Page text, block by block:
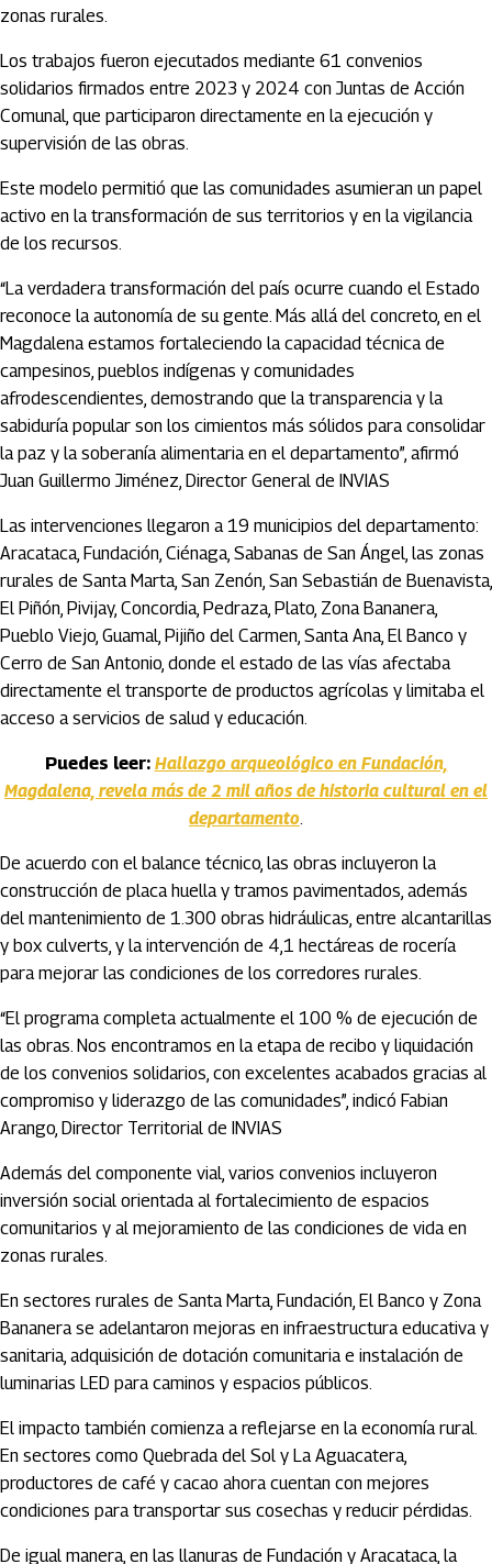
zonas rurales.
Los trabajos fueron ejecutados mediante 61 convenios
solidarios firmados entre 2023 y 2024 con Juntas de Acción
Comunal, que participaron directamente en la ejecución y
supervisión de las obras.
Este modelo permitió que las comunidades asumieran un papel
activo en la transformación de sus territorios y en la vigilancia
de los recursos.
“La verdadera transformación del país ocurre cuando el Estado
reconoce la autonomía de su gente. Más allá del concreto, en el
Magdalena estamos fortaleciendo la capacidad técnica de
campesinos, pueblos indígenas y comunidades
afrodescendientes, demostrando que la transparencia y la
sabiduría popular son los cimientos más sólidos para consolidar
la paz y la soberanía alimentaria en el departamento”, afirmó
Juan Guillermo Jiménez, Director General de INVIAS
Las intervenciones llegaron a 19 municipios del departamento:
Aracataca, Fundación, Ciénaga, Sabanas de San Ángel, las zonas
rurales de Santa Marta, San Zenón, San Sebastián de Buenavista,
El Piñón, Pivijay, Concordia, Pedraza, Plato, Zona Bananera,
Pueblo Viejo, Guamal, Pijiño del Carmen, Santa Ana, El Banco y
Cerro de San Antonio, donde el estado de las vías afectaba
directamente el transporte de productos agrícolas y limitaba el
acceso a servicios de salud y educación.
Puedes leer: Hallazgo arqueológico en Fundación,
Magdalena, revela más de 2 mil años de historia cultural en el
departamento.
De acuerdo con el balance técnico, las obras incluyeron la
construcción de placa huella y tramos pavimentados, además
del mantenimiento de 1.300 obras hidráulicas, entre alcantarillas
y box culverts, y la intervención de 4,1 hectáreas de rocería
para mejorar las condiciones de los corredores rurales.
“El programa completa actualmente el 100 % de ejecución de
las obras. Nos encontramos en la etapa de recibo y liquidación
de los convenios solidarios, con excelentes acabados gracias al
compromiso y liderazgo de las comunidades”, indicó Fabian
Arango, Director Territorial de INVIAS
Además del componente vial, varios convenios incluyeron
inversión social orientada al fortalecimiento de espacios
comunitarios y al mejoramiento de las condiciones de vida en
zonas rurales.
En sectores rurales de Santa Marta, Fundación, El Banco y Zona
Bananera se adelantaron mejoras en infraestructura educativa y
sanitaria, adquisición de dotación comunitaria e instalación de
luminarias LED para caminos y espacios públicos.
El impacto también comienza a reflejarse en la economía rural.
En sectores como Quebrada del Sol y La Aguacatera,
productores de café y cacao ahora cuentan con mejores
condiciones para transportar sus cosechas y reducir pérdidas.
De igual manera, en las llanuras de Fundación y Aracataca, la